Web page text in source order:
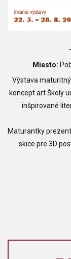
Miesto:
Výstava
koncept art Školy
inšpirované
Maturantky
skice pre 3D